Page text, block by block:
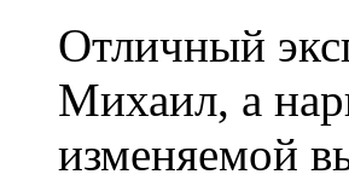
Отличный
Михаил, а
изменяемой